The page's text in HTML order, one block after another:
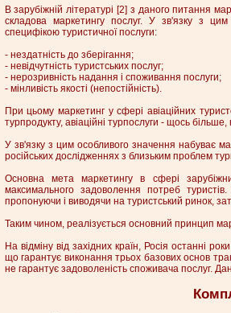
В зарубіжній літературі [2] з даного питання
складова маркетингу послуг. У зв'язку з
специфікою туристичної послуги:
- нездатність до зберігання;
- невідчутність туристських послуг;
- нерозривність надання і споживання послуги;
- мінливість якості (непостійність).
При цьому маркетинг у сфері авіаційних
турпродукту, авіаційні турпослуги - щось більше,
У зв'язку з цим особливого значення набуває
російських дослідженнях з близьким проблем
Основна мета маркетингу в сфері
максимального задоволення потреб
пропонуючи і виводячи на туристський ринок,
Таким чином, реалізується основний принцип
На відміну від західних країн, Росія останні
що гарантує виконання трьох базових основ
не гарантує задоволеність споживача послуг.